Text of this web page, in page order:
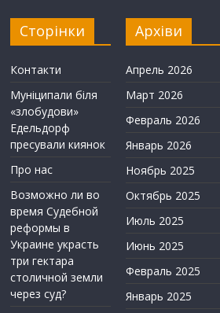
Сторінки
Контакти
Муніципали біля
«злобудови»
Едельдорф
пресували киянок
Про нас
Возможно ли во
время Судебной
реформы в
Украине украсть
три гектара
столичной земли
через суд?
Архіви
Апрель 2026
Март 2026
Февраль 2026
Январь 2026
Ноябрь 2025
Октябрь 2025
Июль 2025
Июнь 2025
Февраль 2025
Январь 2025